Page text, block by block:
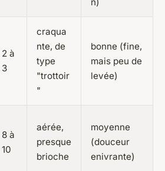
2 à
3
craqua
nte, de
type
"trottoir
"
bonne (fine,
mais peu de
levée)
8 à
10
aérée,
presque
brioche
moyenne
(douceur
enivrante)